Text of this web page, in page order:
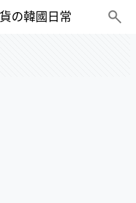
の韓國日常